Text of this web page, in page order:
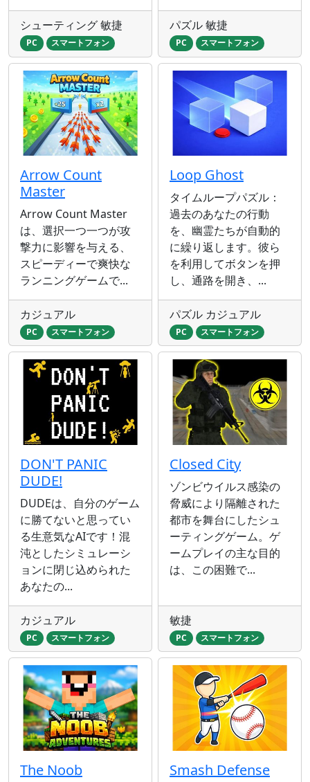
シューティング 敏捷
PC スマートフォン
パズル 敏捷
PC スマートフォン
Arrow Count
Master
Arrow Count Master
は、選択一つ一つが攻
撃力に影響を与える、
スピーディーで爽快な
ランニングゲームで...
カジュアル
PC スマートフォン
Loop Ghost
タイムループパズル：
過去のあなたの行動
を、幽霊たちが自動的
に繰り返します。彼ら
を利用してボタンを押
し、通路を開き、...
パズル カジュアル
PC スマートフォン
DON'T PANIC
DUDE!
DUDEは、自分のゲーム
に勝てないと思ってい
る生意気なAIです！混
沌としたシミュレーシ
ョンに閉じ込められた
あなたの...
カジュアル
PC スマートフォン
Closed City
ゾンビウイルス感染の
脅威により隔離された
都市を舞台にしたシュ
ーティングゲーム。ゲ
ームプレイの主な目的
は、この困難で...
敏捷
PC スマートフォン
The Noob
Smash Defense